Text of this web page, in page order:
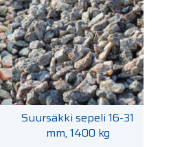
Suursäkki sepeli 16-31
mm, 1400 kg